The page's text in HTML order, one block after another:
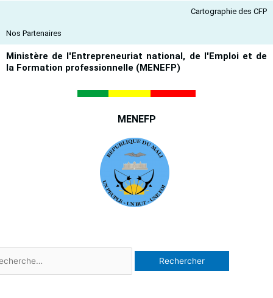
contenu
Cartographie des CFP
Nos Partenaires
Ministère de l'Entrepreneuriat national, de l'Emploi et de
la Formation professionnelle (MENEFP)
MENEFP
: